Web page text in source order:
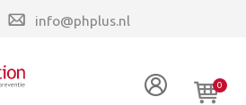
info@phplus.nl
0